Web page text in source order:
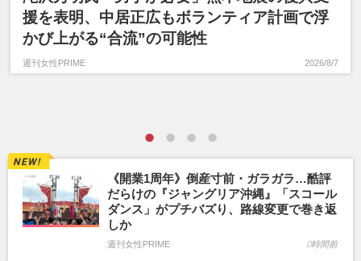
援を表明、中居正広もボランティア計画で浮
かび上がる“合流”の可能性
週刊女性PRIME 2026/8/7
《開業1周年》倒産寸前・ガラガラ…酷評
だらけの『ジャングリア沖縄』「スコール
ダンス」がプチバズり、路線変更で巻き返
しか
週刊女性PRIME 0時間前